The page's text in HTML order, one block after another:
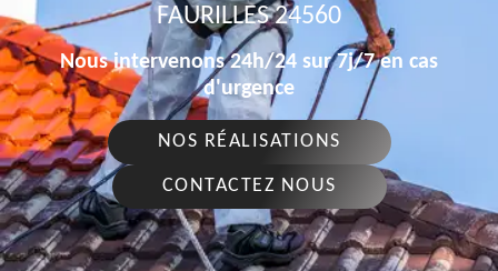
FAURILLES 24560
Nous intervenons 24h/24 sur 7j/7 en cas
d'urgence
NOS RÉALISATIONS
CONTACTEZ NOUS